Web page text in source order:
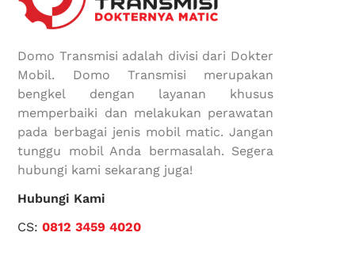
Domo Transmisi adalah divisi dari Dokter
Mobil. Domo Transmisi merupakan
bengkel dengan layanan khusus
memperbaiki dan melakukan perawatan
pada berbagai jenis mobil matic. Jangan
tunggu mobil Anda bermasalah. Segera
hubungi kami sekarang juga!
Hubungi Kami
CS:0812 3459 4020